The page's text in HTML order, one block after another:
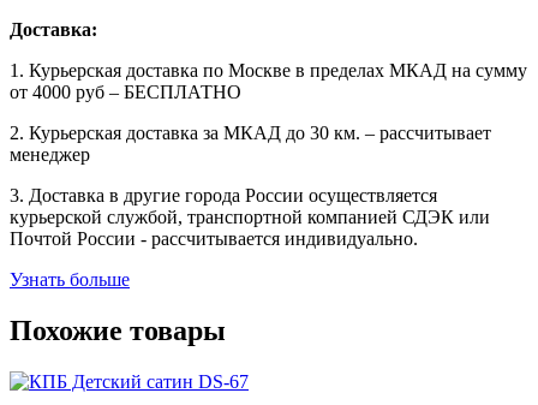
Доставка:
1. Курьерская доставка по Москве в пределах МКАД на сумму
от 4000 руб – БЕСПЛАТНО
2. Курьерская доставка за МКАД до 30 км. – рассчитывает
менеджер
3. Доставка в другие города России осуществляется
курьерской службой, транспортной компанией СДЭК или
Почтой России - рассчитывается индивидуально.
Узнать больше
Похожие товары